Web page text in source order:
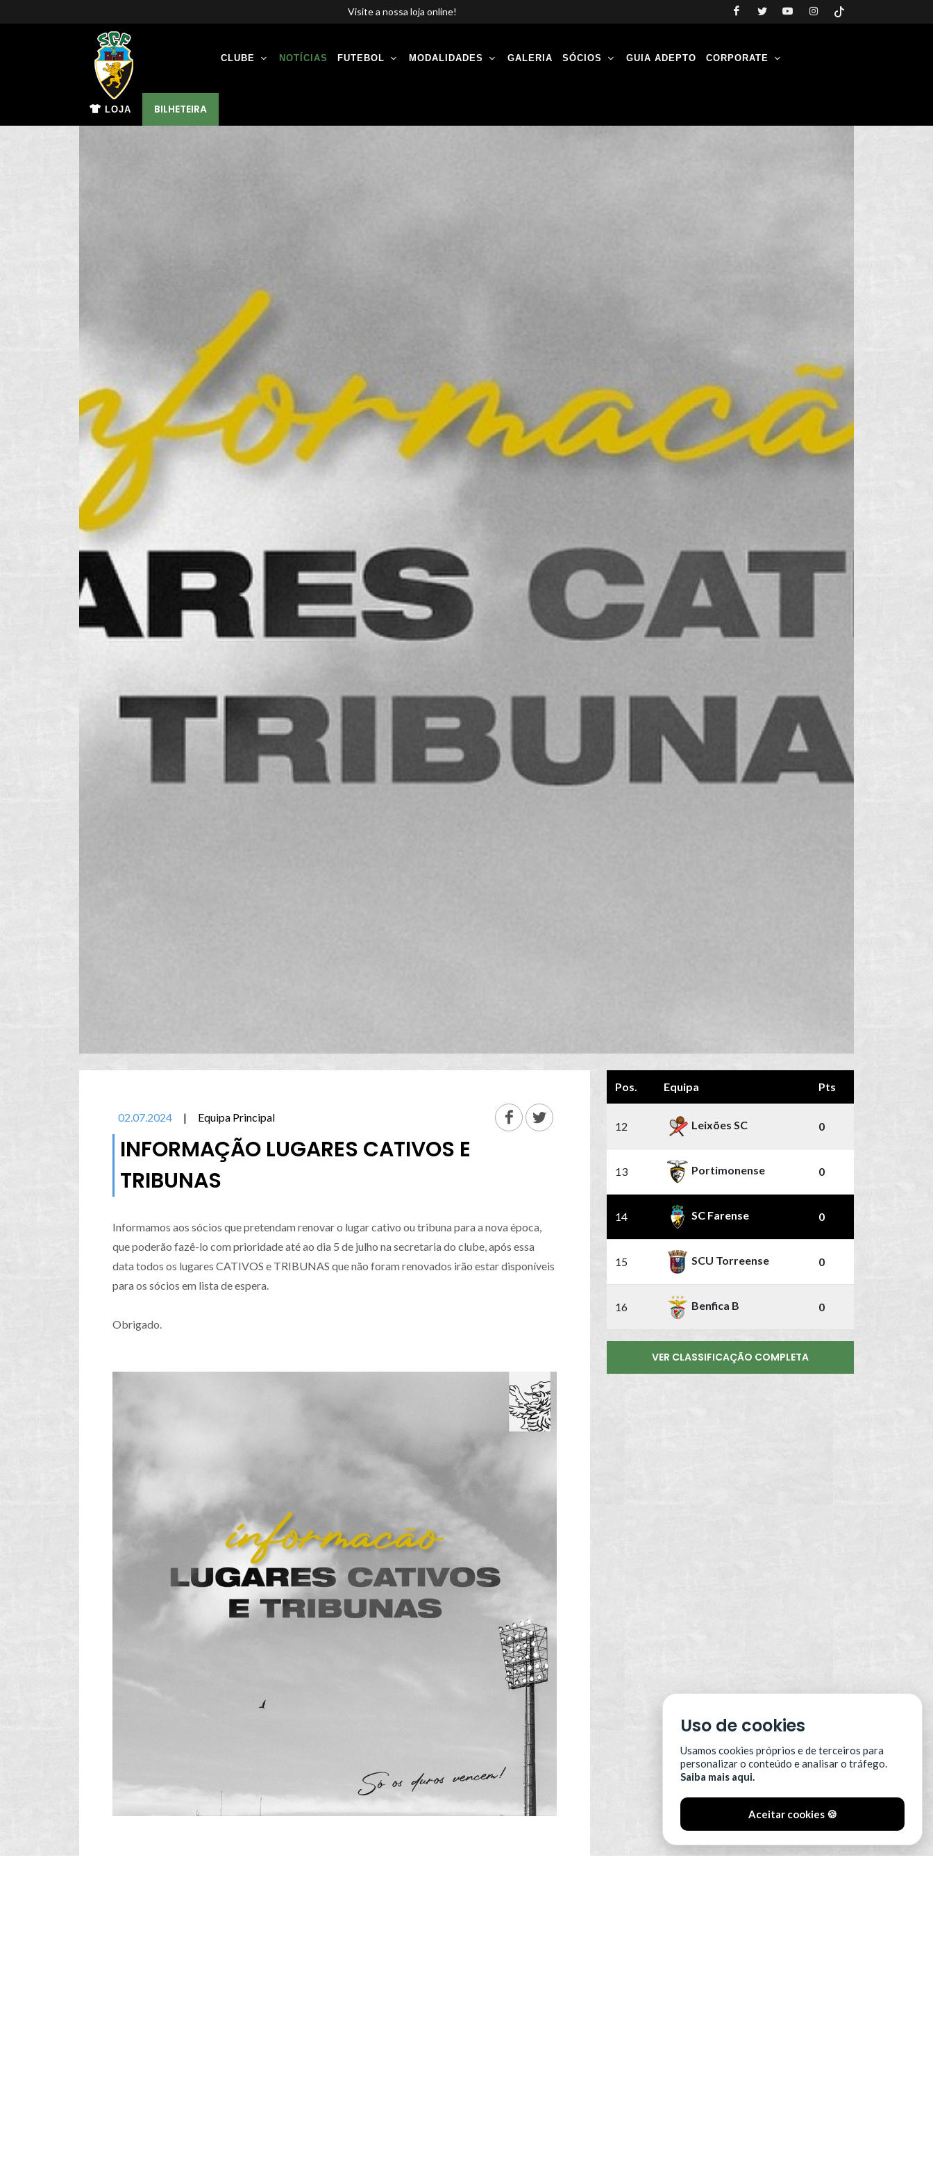
Visite a nossa loja online!
LOJA BILHETEIRA
CLUBE NOTÍCIAS FUTEBOL MODALIDADES GALERIA SÓCIOS GUIA ADEPTO CORPORATE
02.07.2024 | Equipa Principal
INFORMAÇÃO LUGARES CATIVOS E
TRIBUNAS
Informamos aos sócios que pretendam renovar o lugar cativo ou tribuna para a nova época,
que poderão fazê-lo com prioridade até ao dia 5 de julho na secretaria do clube, após essa
data todos os lugares CATIVOS e TRIBUNAS que não foram renovados irão estar disponíveis
para os sócios em lista de espera.
Obrigado.
Pos. Equipa Pts
12 Leixões SC 0
13 Portimonense 0
14 SC Farense 0
15 SCU Torreense 0
16 Benfica B 0
VER CLASSIFICAÇÃO COMPLETA
Uso de cookies
Usamos cookies próprios e de terceiros para
personalizar o conteúdo e analisar o tráfego.
Saiba mais aqui.
Aceitar cookies 🍪